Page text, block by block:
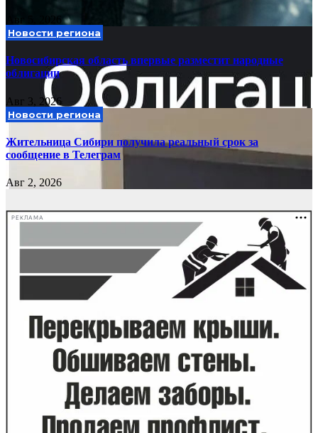
Новости региона
Новосибирская область впервые разместит народные
облигации
Авг 3, 2026
Новости региона
Жительница Сибири получила реальный срок за
сообщение в Телеграм
Авг 2, 2026
РЕКЛАМА